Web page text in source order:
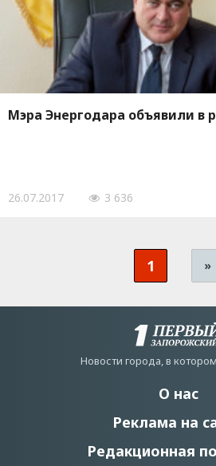
Мэра Энергодара объявили в
26.07.2017 3 636
1 »
Новости города, в
О нас
Реклама на
Редакционная